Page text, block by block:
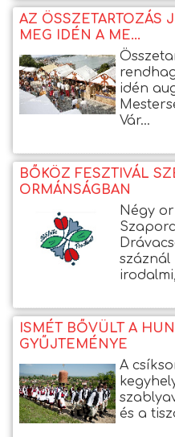
AZ ÖSSZETARTOZÁS
MEG IDÉN A ME...
idén
Vár...
BŐKÖZ FESZTIVÁL
ORMÁNSÁGBAN
Négy
száznál
ISMÉT BŐVÜLT A
GYŰJTEMÉNYE
A
és a